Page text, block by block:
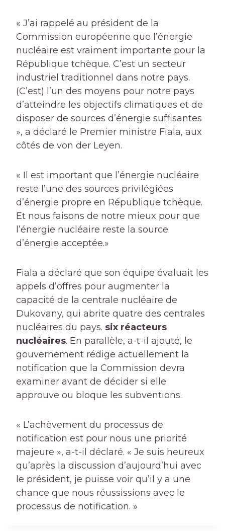
« J’ai rappelé au président de la
Commission européenne que l’énergie
nucléaire est vraiment importante pour la
République tchèque. C’est un secteur
industriel traditionnel dans notre pays.
(C’est) l’un des moyens pour notre pays
d’atteindre les objectifs climatiques et de
disposer de sources d’énergie suffisantes
», a déclaré le Premier ministre Fiala, aux
côtés de von der Leyen.
« Il est important que l’énergie nucléaire
reste l’une des sources privilégiées
d’énergie propre en République tchèque.
Et nous faisons de notre mieux pour que
l’énergie nucléaire reste la source
d’énergie acceptée.»
Fiala a déclaré que son équipe évaluait les
appels d’offres pour augmenter la
capacité de la centrale nucléaire de
Dukovany, qui abrite quatre des centrales
nucléaires du pays. six réacteurs
nucléaires. En parallèle, a-t-il ajouté, le
gouvernement rédige actuellement la
notification que la Commission devra
examiner avant de décider si elle
approuve ou bloque les subventions.
« L’achèvement du processus de
notification est pour nous une priorité
majeure », a-t-il déclaré. « Je suis heureux
qu’après la discussion d’aujourd’hui avec
le président, je puisse voir qu’il y a une
chance que nous réussissions avec le
processus de notification. »